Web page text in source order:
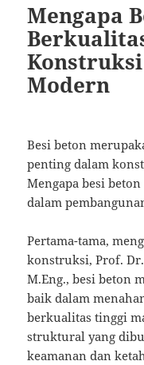
Mengapa
Modern
Besi beton
penting dalam
Mengapa besi
dalam
Pertama-tama,
konstruksi, Prof.
M.Eng., besi beton
baik dalam
berkualitas tinggi
struktural yang
keamanan dan